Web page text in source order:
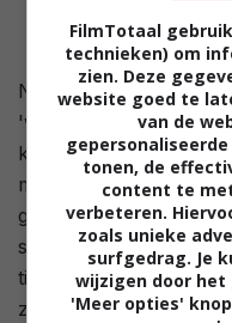
Na de laffe zelfmoord
'wilde' Iris (Laura
keus dan in te trekken
moeder Minnie (Gena
geeft van Ronnie's
steeds en maakt ze
tieners voor in haar
ze toevlucht in de
FilmTotaal
technieken) om
zien. Deze
website goed te
van de
tonen, de
content te
verbeteren.
zoals unieke
surfgedrag. Je
wijzigen door het
'Meer opties'